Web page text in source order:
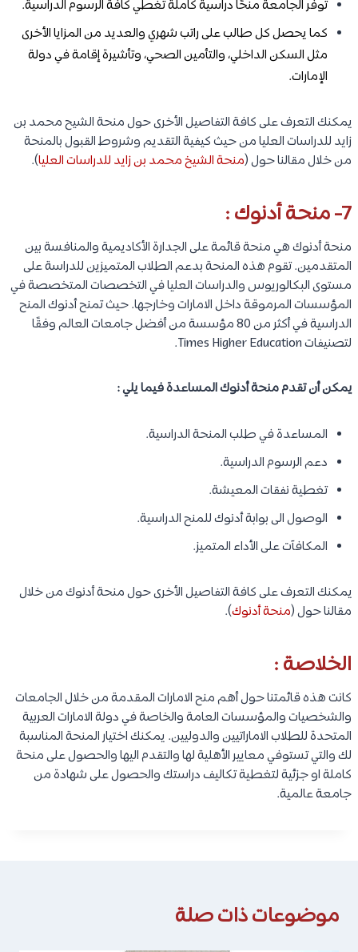
توفر الجامعة منحًا دراسية كاملة تغطي كافة الرسوم الدراسية.
كما يحصل كل طالب على راتب شهري والعديد من المزايا الأخرى
مثل السكن الداخلي، والتأمين الصحي، وتأشيرة إقامة في دولة
الإمارات.
يمكنك التعرف على كافة التفاصيل الأخرى حول منحة الشيح محمد بن
زايد للدراسات العليا من حيث كيفية التقديم وشروط القبول بالمنحة
من خلال مقالنا حول (منحة الشيخ محمد بن زايد للدراسات العليا).
7- منحة أدنوك :
منحة أدنوك هي منحة قائمة على الجدارة الأكاديمية والمنافسة بين
المتقدمين. تقوم هذه المنحة بدعم الطلاب المتميزين للدراسة على
مستوى البكالوريوس والدراسات العليا في التخصصات المتخصصة في
المؤسسات المرموقة داخل الامارات وخارجها. حيث تمنح أدنوك المنح
الدراسية في أكثر من 80 مؤسسة من أفضل جامعات العالم وفقًا
لتصنيفات Times Higher Education.
يمكن أن تقدم منحة أدنوك المساعدة فيما يلي :
المساعدة في طلب المنحة الدراسية.
دعم الرسوم الدراسية.
تغطية نفقات المعيشة.
الوصول الى بوابة أدنوك للمنح الدراسية.
المكافآت على الأداء المتميز.
يمكنك التعرف على كافة التفاصيل الأخرى حول منحة أدنوك من خلال
مقالنا حول (منحة أدنوك).
الخلاصة :
كانت هذه قائمتنا حول أهم منح الامارات المقدمة من خلال الجامعات
والشخصيات والمؤسسات العامة والخاصة في دولة الامارات العربية
المتحدة للطلاب الاماراتيين والدوليين. يمكنك اختيار المنحة المناسبة
لك والتي تستوفي معايير الأهلية لها والتقدم اليها والحصول على منحة
كاملة او جزئية لتغطية تكاليف دراستك والحصول على شهادة من
جامعة عالمية.
موضوعات ذات صلة